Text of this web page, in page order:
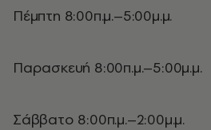
Πέμπτη 8:00π.μ.–5:00μ.μ.
Παρασκευή 8:00π.μ.–5:00μ.μ.
Σάββατο 8:00π.μ.–2:00μ.μ.